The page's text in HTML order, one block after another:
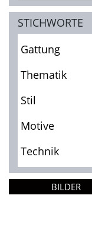
STICHWORTE
Gattung
Thematik
Stil
Motive
Technik
BILDER